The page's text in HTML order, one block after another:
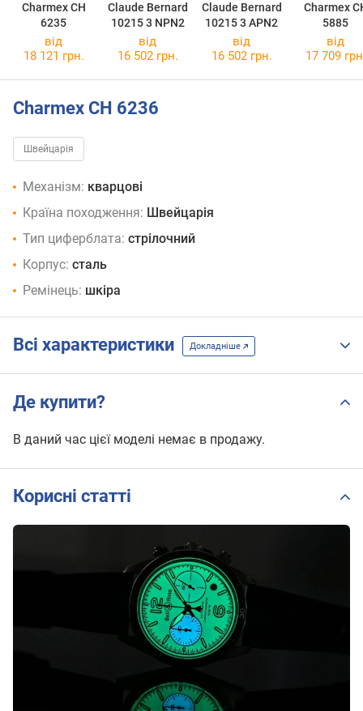
Charmex CH
6235
Claude Bernard
10215 3 NPN2
Claude Bernard
10215 3 APN2
Charmex
5885
від
18 121 грн.
від
16 502 грн.
від
16 502 грн.
від
17 709
Charmex CH 6236
Швейцарія
Механізм: кварцові
Країна походження: Швейцарія
Тип циферблата: стрілочний
Корпус: сталь
Ремінець: шкіра
Всі характеристики Докладніше
Де купити?
В даний час цієї моделі немає в продажу.
Корисні статті